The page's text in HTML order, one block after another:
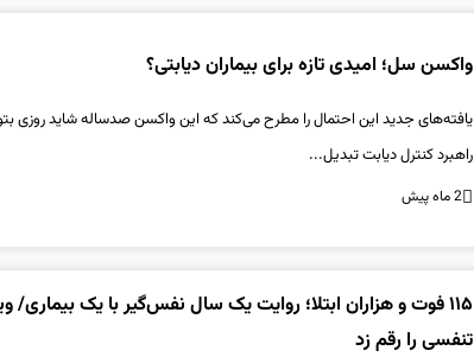
واکسن سل؛ امیدی تازه برای بیماران دیابتی؟
یافته‌های جدید این احتمال را مطرح می‌کند که این واکسن صدساله شاید روزی
راهبرد کنترل دیابت تبدیل...
2 ماه پیش
تنفسی را رقم زد